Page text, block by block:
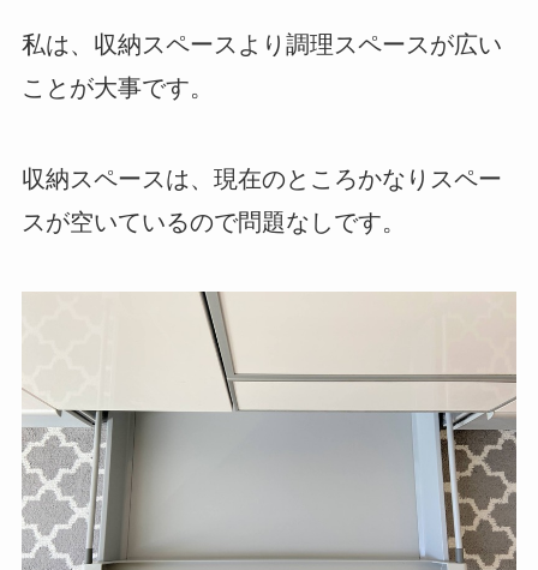
私は、収納スペースより調理スペースが広い
ことが大事です。
収納スペースは、現在のところかなりスペー
スが空いているので問題なしです。